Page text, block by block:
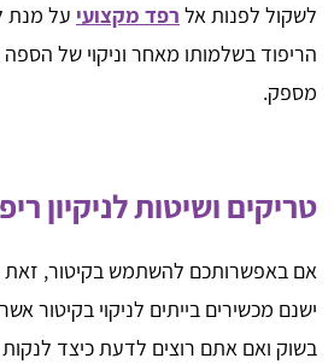
לשקול לפנות אל רפד מקצועי על מנת
הריפוד בשלמותו מאחר וניקוי של
מספק.
טריקים ושיטות לניקיון
אם באפשרותכם להשתמש בקיטור, זאת
ישנם מכשירים בייתים לניקוי בקיטור
בשוק ואם אתם רוצים לדעת כיצד לנקות